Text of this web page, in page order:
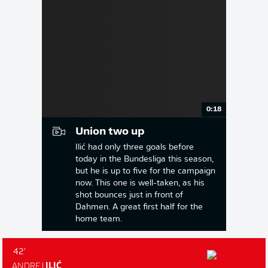
0:18
Union two up
Ilić had only three goals before
today in the Bundesliga this season,
but he is up to five for the campaign
now. This one is well-taken, as his
shot bounces just in front of
Dahmen. A great first half for the
home team.
42'